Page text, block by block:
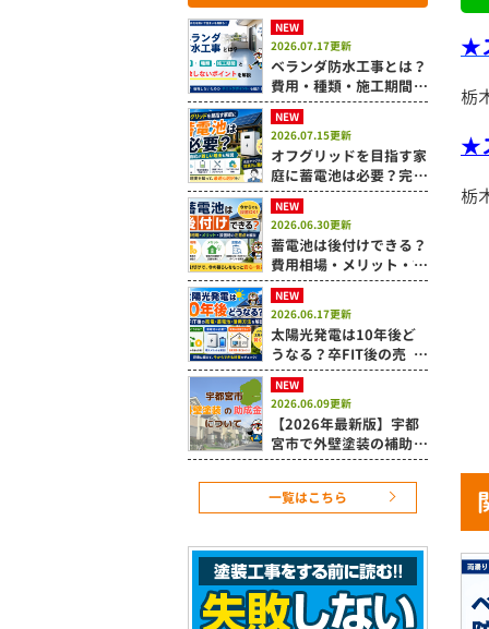
★
栃
★
栃
NEW
2026.07.17更新
ベランダ防水工事とは？
費用・種類・施工期間と
失敗しないポイントを解
説
NEW
2026.07.15更新
オフグリッドを目指す家
庭に蓄電池は必要？完全
自給が難しい理由も解説
NEW
2026.06.30更新
蓄電池は後付けできる？
費用相場・メリット・設
置時の注意点を解説
NEW
2026.06.17更新
太陽光発電は10年後ど
うなる？卒FIT後の売
電・蓄電池・活用方法を
解説
NEW
2026.06.09更新
【2026年最新版】宇都
宮市で外壁塗装の補助金
は使える？令和8年度住
宅改修補助制度を解説
一覧はこちら